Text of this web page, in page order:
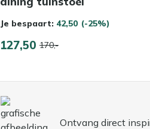
Je bespaart: 42,50 (-25%)
127,50 170,-
Ontvang direct